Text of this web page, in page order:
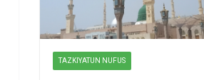
TAZKIYATUN NUFUS